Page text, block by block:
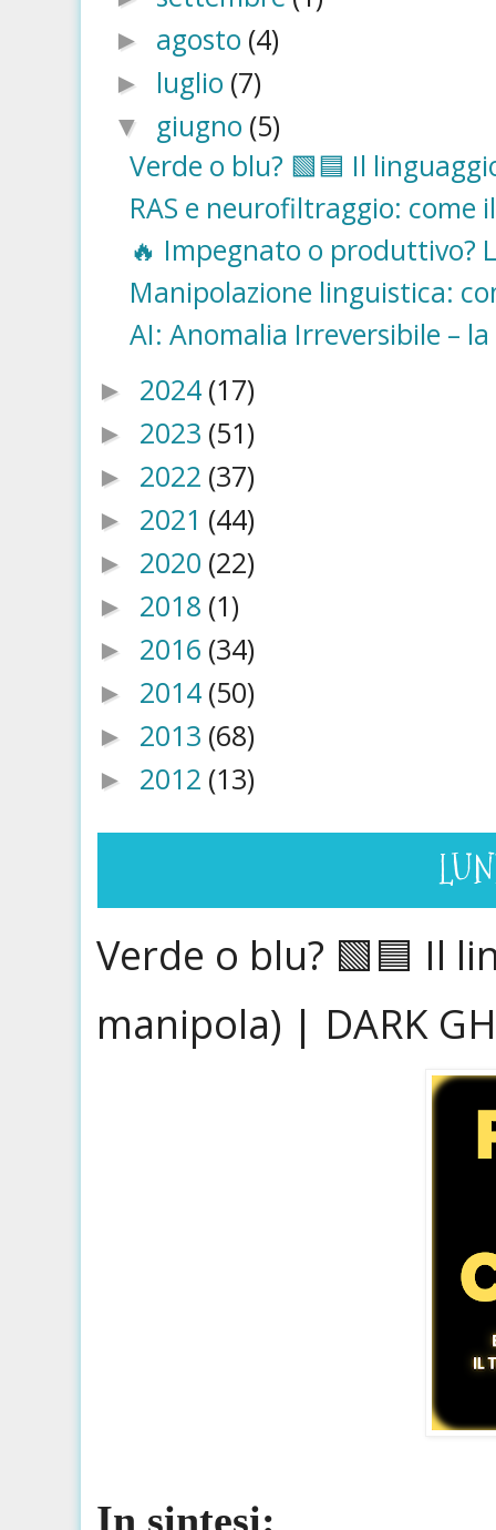
► agosto (4)
► luglio (7)
▼ giugno (5)
Verde o blu? 🟩🟦 Il
RAS e neurofiltraggio: come
🔥 Impegnato o produttivo?
Manipolazione linguistica:
AI: Anomalia Irreversibile –
► 2024 (17)
► 2023 (51)
► 2022 (37)
► 2021 (44)
► 2020 (22)
► 2018 (1)
► 2016 (34)
► 2014 (50)
► 2013 (68)
► 2012 (13)
Verde o blu? 🟩🟦 Il
manipola) | DARK
In sintesi: